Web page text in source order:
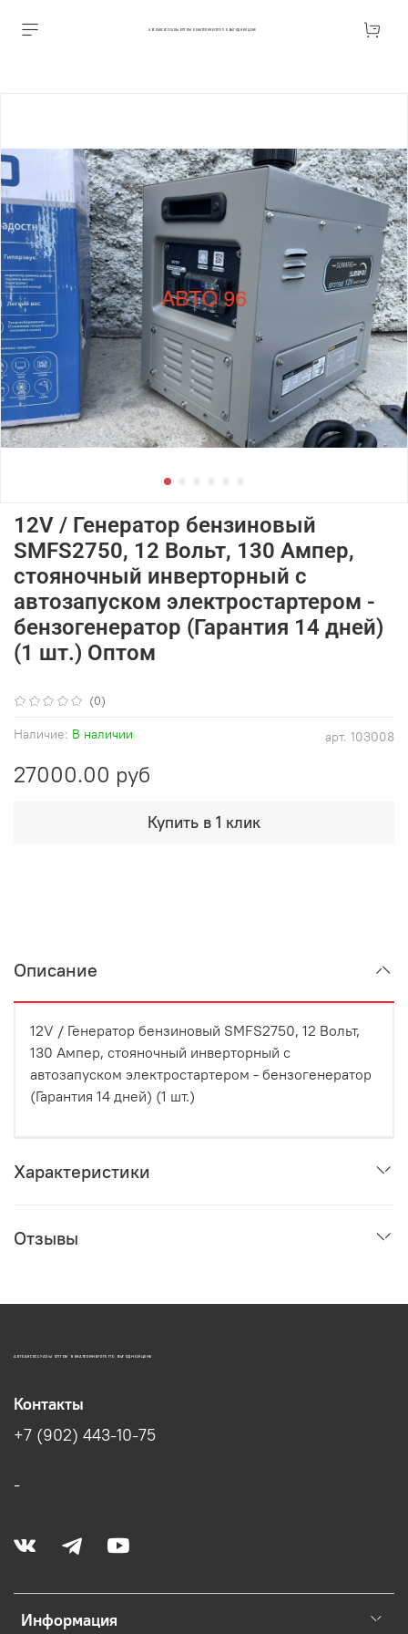
АВТОАКСЕССУАРЫ ОПТОМ В ЕКАТЕРИНБУРГЕ ПО ВЫГОДНОЙ ЦЕНЕ
(0)
арт. 103008
Наличие: В наличии
12V / Генератор бензиновый
SMFS2750, 12 Вольт, 130 Ампер,
стояночный инверторный с
автозапуском электростартером -
бензогенератор (Гарантия 14 дней)
(1 шт.) Оптом
27000.00 руб
Купить в 1 клик
Описание
12V / Генератор бензиновый SMFS2750, 12 Вольт,
130 Ампер, стояночный инверторный с
автозапуском электростартером - бензогенератор
(Гарантия 14 дней) (1 шт.)
Характеристики
Отзывы
АВТОАКСЕССУАРЫ ОПТОМ В ЕКАТЕРИНБУРГЕ ПО ВЫГОДНОЙ ЦЕНЕ
Информация
Контакты
+7 (902) 443-10-75
-